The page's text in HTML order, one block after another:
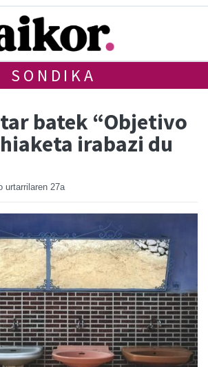
SONDIKA
batek “Objetivo
irabazi du
urtarrilaren 27a